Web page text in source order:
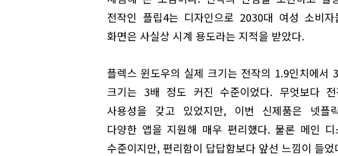
전작인 플립4는 디자인으로 2030대 여성 소비
화면은 사실상 시계 용도라는 지적을 받았다.
플렉스 윈도우의 실제 크기는 전작의 1.9인치에서
크기는 3배 정도 커진 수준이었다. 무엇보다
사용성을 갖고 있었지만, 이번 신제품은 넷플릭
다양한 앱을 지원해 매우 편리했다. 물론 메인
수준이지만, 편리함이 답답함보다 앞선 느낌이 들었